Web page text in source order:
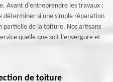
Avant d’entreprendre les travaux ;
déterminer si une simple réparation
partielle de la toiture. Nos artisans
quelle que soit l’envergure et
de toiture